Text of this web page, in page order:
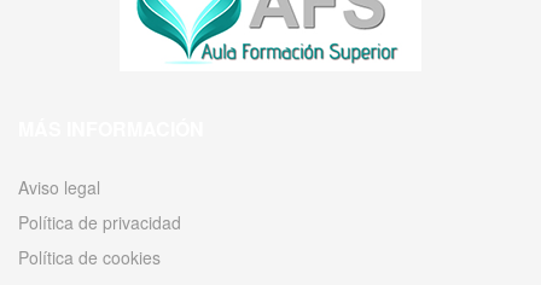
Aviso legal
Política de privacidad
Política de cookies